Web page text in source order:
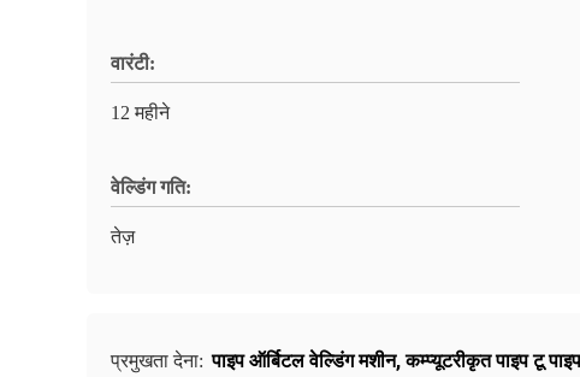
वारंटी:
12 महीने
वेल्डिंग गति:
तेज़
प्रमुखता देना: पाइप ऑर्बिटल वेल्डिंग मशीन,कम्प्यूटरीकृत पाइप टू